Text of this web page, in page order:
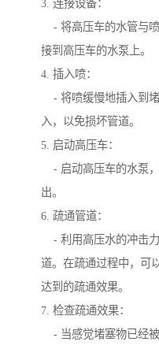
3. 连接设备：
- 将高压车的水管与
接到高压车的水泵上。
4. 插入喷：
- 将喷缓慢地插入到
入，以免损坏管道。
5. 启动高压车：
- 启动高压车的水泵
出。
6. 疏通管道：
- 利用高压水的冲击
道。在疏通过程中，可
达到的疏通效果。
7. 检查疏通效果：
- 当感觉堵塞物已经